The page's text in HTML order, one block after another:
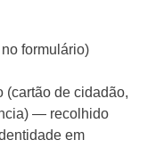
formulário)
(cartão de cidadão,
— recolhido
em